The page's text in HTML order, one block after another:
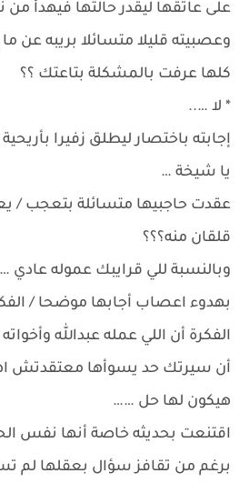
على عاتقها ليقدر حالتها فيهدأ
وعصبيته قليلا متسائلا بريبه عن
كلها عرفت بالمشكلة بتاعتك ؟؟
* لا …..
إجابته باختصار ليطلق زفيرا
يا شيخة …
عقدت حاجبيها متسائلة بتعجب /
قلقان منه؟؟؟
وبالنسبة للي قرايبك عموله عادي …
بهدوء اعصاب أجابها موضحا /
الفكرة أن اللي عمله عبدالله
أن سيرتك حد يسوأها معتقدتش
هيكون لها حل ……
اقتنعت بحديثه خاصة أنها نفس
برغم من تقافز سؤال بعقلها لم